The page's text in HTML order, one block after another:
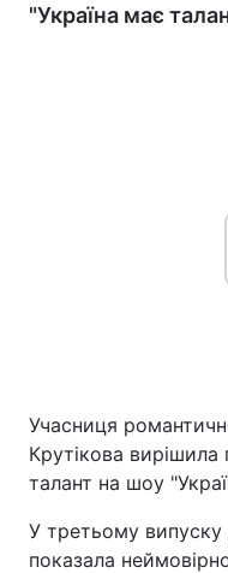
"Україна має
Учасниця
Крутікова
талант на шоу
У третьому випуску
показала